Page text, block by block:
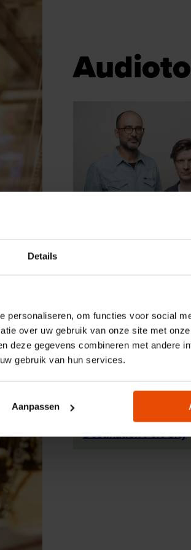
Details
personaliseren, om functies voor social
over uw gebruik van onze site met
deze gegevens combineren met andere
gebruik van hun services.
Aanpassen
Future Station -
TRAVEL WITH MEES
Destination Port City